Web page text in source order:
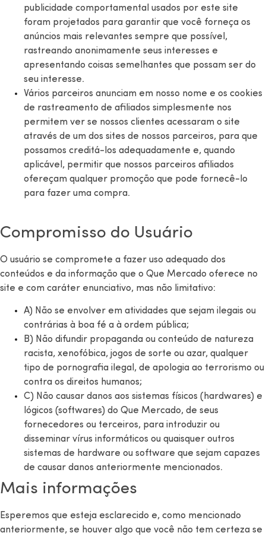
publicidade comportamental usados ​​por este site
foram projetados para garantir que você forneça os
anúncios mais relevantes sempre que possível,
rastreando anonimamente seus interesses e
apresentando coisas semelhantes que possam ser do
seu interesse.
Vários parceiros anunciam em nosso nome e os cookies
de rastreamento de afiliados simplesmente nos
permitem ver se nossos clientes acessaram o site
através de um dos sites de nossos parceiros, para que
possamos creditá-los adequadamente e, quando
aplicável, permitir que nossos parceiros afiliados
ofereçam qualquer promoção que pode fornecê-lo
para fazer uma compra.
Compromisso do Usuário
O usuário se compromete a fazer uso adequado dos
conteúdos e da informação que o Que Mercado oferece no
site e com caráter enunciativo, mas não limitativo:
A) Não se envolver em atividades que sejam ilegais ou
contrárias à boa fé a à ordem pública;
B) Não difundir propaganda ou conteúdo de natureza
racista, xenofóbica, jogos de sorte ou azar, qualquer
tipo de pornografia ilegal, de apologia ao terrorismo ou
contra os direitos humanos;
C) Não causar danos aos sistemas físicos (hardwares) e
lógicos (softwares) do Que Mercado, de seus
fornecedores ou terceiros, para introduzir ou
disseminar vírus informáticos ou quaisquer outros
sistemas de hardware ou software que sejam capazes
de causar danos anteriormente mencionados.
Mais informações
Esperemos que esteja esclarecido e, como mencionado
anteriormente, se houver algo que você não tem certeza se